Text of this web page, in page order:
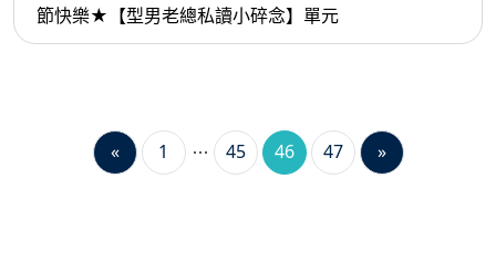
節快樂★【型男老總私讀小碎念】單元
« 1 45 46 47 »